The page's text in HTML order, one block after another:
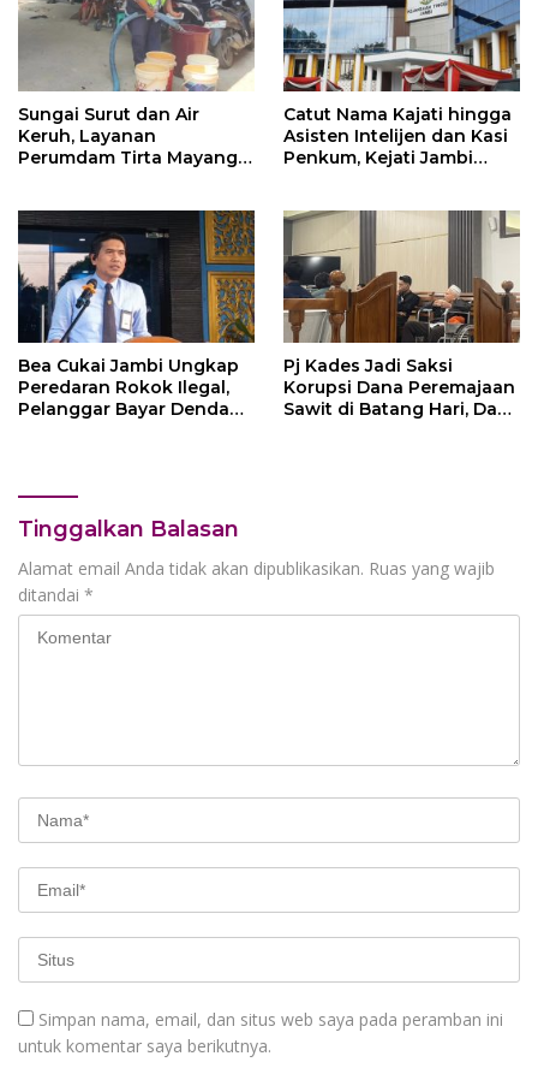
Sungai Surut dan Air
Keruh, Layanan
Perumdam Tirta Mayang
Catut Nama Kajati hingga
Asisten Intelijen dan Kasi
Penkum, Kejati Jambi
Bea Cukai Jambi Ungkap
Peredaran Rokok Ilegal,
Pelanggar Bayar Denda
Pj Kades Jadi Saksi
Korupsi Dana Peremajaan
Sawit di Batang Hari, Dana
Tinggalkan Balasan
Alamat email Anda tidak akan dipublikasikan. Ruas yang wajib
ditandai *
Simpan nama, email, dan situs web saya pada peramban ini
untuk komentar saya berikutnya.